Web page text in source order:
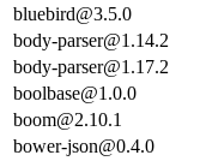
bluebird@3.5.0
body-parser@1.14.2
body-parser@1.17.2
boolbase@1.0.0
boom@2.10.1
bower-json@0.4.0